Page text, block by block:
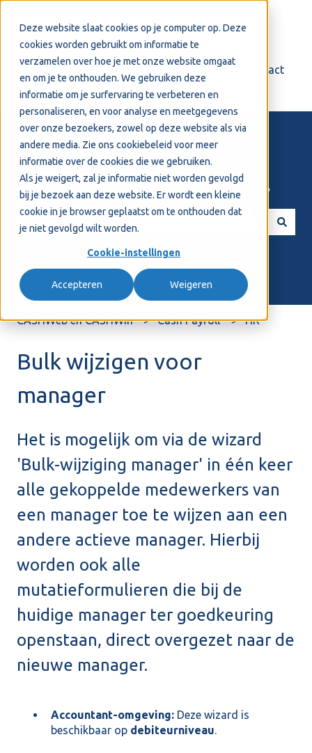
Deze website slaat cookies op je computer op. Deze
cookies worden gebruikt om informatie te
verzamelen over hoe je met onze website omgaat
en om je te onthouden. We gebruiken deze
informatie om je surfervaring te verbeteren en
personaliseren, en voor analyse en meetgegevens
over onze bezoekers, zowel op deze website als via
andere media. Zie ons cookiebeleid voor meer
informatie over de cookies die we gebruiken.
Als je weigert, zal je informatie niet worden gevolgd
bij je bezoek aan deze website. Er wordt een kleine
cookie in je browser geplaatst om te onthouden dat
je niet gevolgd wilt worden.
Cookie-instellingen
Accepteren Weigeren
Support Contact
Welkom! Hoe kunnen we je helpen?
CASHWeb en CASHWin Cash Payroll HR
Bulk wijzigen voor
manager
Het is mogelijk om via de wizard
'Bulk-wijziging manager' in één keer
alle gekoppelde medewerkers van
een manager toe te wijzen aan een
andere actieve manager. Hierbij
worden ook alle
mutatieformulieren die bij de
huidige manager ter goedkeuring
openstaan, direct overgezet naar de
nieuwe manager.
Accountant-omgeving: Deze wizard is
beschikbaar op debiteurniveau.